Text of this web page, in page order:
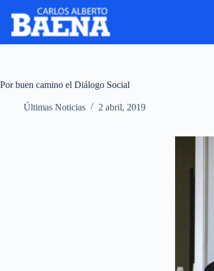
Por buen camino el Diálogo Social
Últimas Noticias 2 abril, 2019